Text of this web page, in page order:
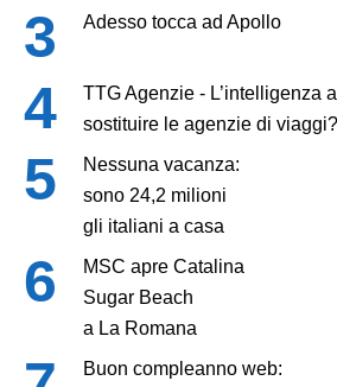
Adesso tocca ad Apollo
TTG Agenzie - L’intelligenza
sostituire le agenzie di viaggi?
Nessuna vacanza:
sono 24,2 milioni
gli italiani a casa
MSC apre Catalina
Sugar Beach
a La Romana
Buon compleanno web: